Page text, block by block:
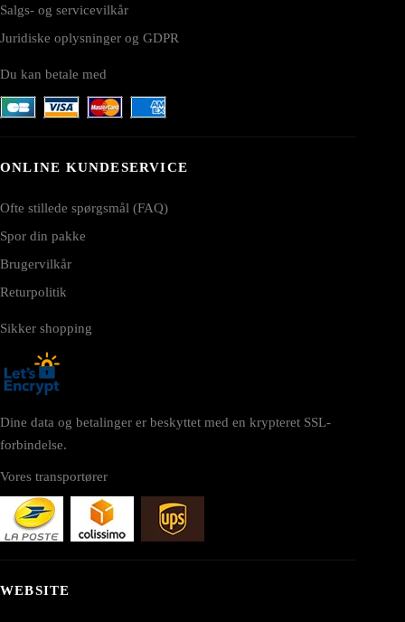
Salgs- og servicevilkår
Juridiske oplysninger og GDPR
Du kan betale med
ONLINE KUNDESERVICE
Ofte stillede spørgsmål (FAQ)
Spor din pakke
Brugervilkår
Returpolitik
Sikker shopping
Dine data og betalinger er beskyttet med en krypteret SSL-
forbindelse.
Vores transportører
WEBSITE